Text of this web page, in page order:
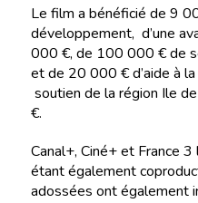
Le film a bénéficié de 9
développement, d’une
000 €, de 100 000 € de
et de 20 000 € d’aide à
soutien de la région Ile
€.
Canal+, Ciné+ et France 3
étant également
adossées ont également